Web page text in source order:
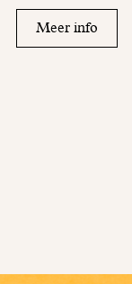
Meer info